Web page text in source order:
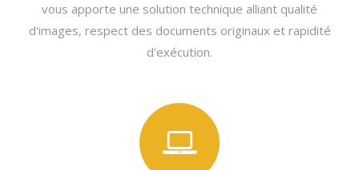
vous apporte une solution technique alliant qualité
d'images, respect des documents originaux et rapidité
d'exécution.